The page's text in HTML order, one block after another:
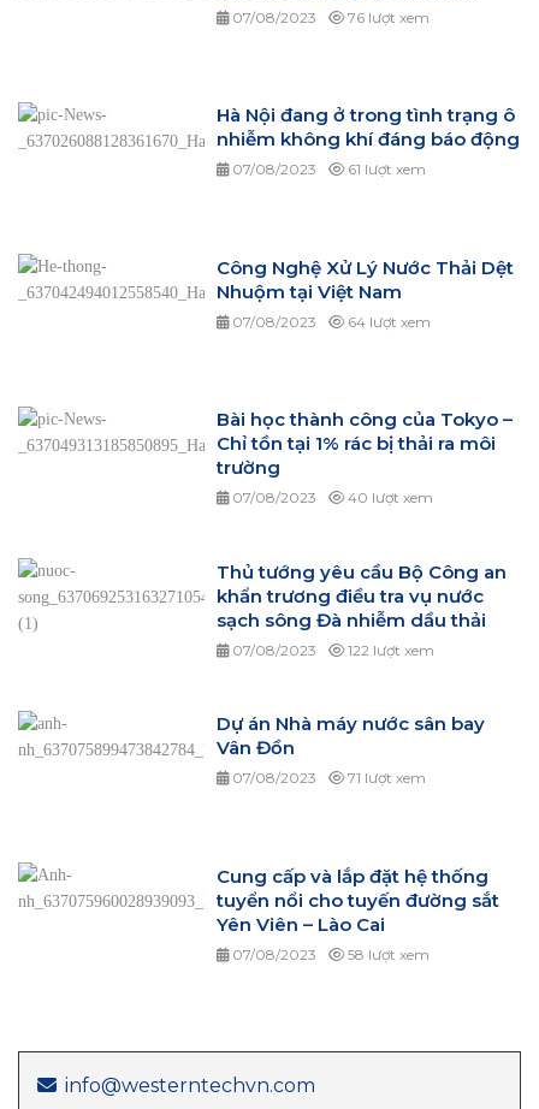
07/08/2023 76 lượt xem
Hà Nội đang ở trong tình trạng ô
nhiễm không khí đáng báo động
07/08/2023 61 lượt xem
Công Nghệ Xử Lý Nước Thải Dệt
Nhuộm tại Việt Nam
07/08/2023 64 lượt xem
Bài học thành công của Tokyo –
Chỉ tồn tại 1% rác bị thải ra môi
trường
07/08/2023 40 lượt xem
Thủ tướng yêu cầu Bộ Công an
khẩn trương điều tra vụ nước
sạch sông Đà nhiễm dầu thải
07/08/2023 122 lượt xem
Dự án Nhà máy nước sân bay
Vân Đồn
07/08/2023 71 lượt xem
Cung cấp và lắp đặt hệ thống
tuyển nổi cho tuyến đường sắt
Yên Viên – Lào Cai
07/08/2023 58 lượt xem
info@westerntechvn.com